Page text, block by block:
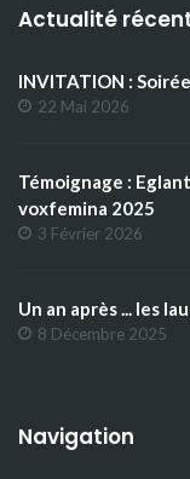
Actualité
INVITATION :
22 Mai 2026
Témoignage :
voxfemina 2025
3 Février 2026
Un an après ... les
8 Décembre 2025
Navigation